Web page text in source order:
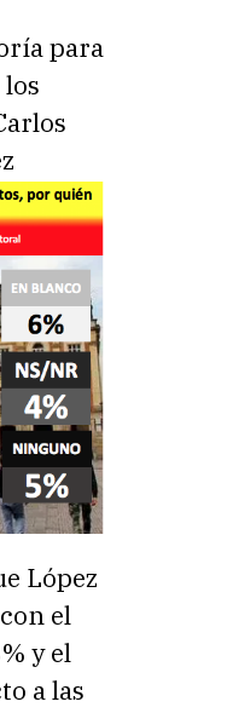
para
López
el
y el
a las